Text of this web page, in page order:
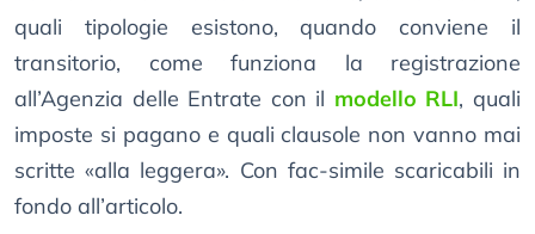
quali tipologie esistono, quando conviene il
transitorio, come funziona la registrazione
all’Agenzia delle Entrate con il modello RLI, quali
imposte si pagano e quali clausole non vanno mai
scritte «alla leggera». Con fac-simile scaricabili in
fondo all’articolo.